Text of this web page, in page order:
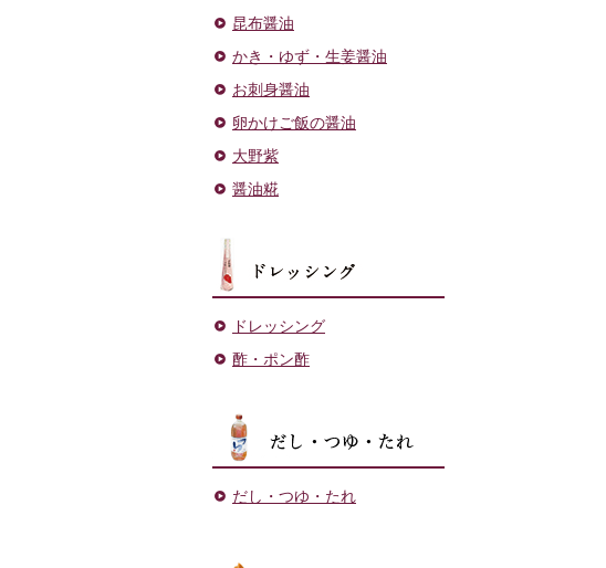
昆布醤油
かき・ゆず・生姜醤油
お刺身醤油
卵かけご飯の醤油
大野紫
醤油糀
ドレッシング
酢・ポン酢
だし・つゆ・たれ